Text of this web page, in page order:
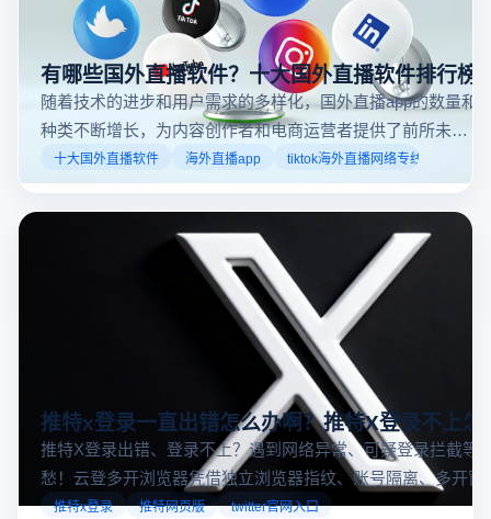
有哪些国外直播软件？十大国外直播软件排行榜
随着技术的进步和用户需求的多样化，国外直播app的数量和
种类不断增长，为内容创作者和电商运营者提供了前所未有
的机遇。如果你是一个跨境电商从业者，想要了解2025年十
大国外直播软件排行榜，那么你来对地方了！接下来跟着云
登多开浏览器一起来了解海外直播平台哪些最受欢迎。
十大国外直播软件 海外直播app tiktok海外直播网络专线
推特x登录一直出错怎么办啊？推特X登录不上怎
推特X登录出错、登录不上？遇到网络异常、可疑登录拦截等
愁！云登多开浏览器凭借独立浏览器指纹、账号隔离、多开窗
对性解决登录难题，让推特X登录更稳定安全～
推特x登录 推特网页版 twitter官网入口